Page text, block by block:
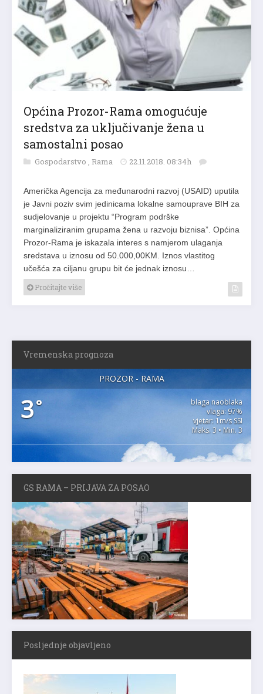
Općina Prozor-Rama omogućuje
sredstva za uključivanje žena u
samostalni posao
Gospodarstvo , Rama 22.11.2018. 08:34h
Američka Agencija za međunarodni razvoj (USAID) uputila
je Javni poziv svim jedinicama lokalne samouprave BIH za
sudjelovanje u projektu “Program podrške
marginaliziranim grupama žena u razvoju biznisa”. Općina
Prozor-Rama je iskazala interes s namjerom ulaganja
sredstava u iznosu od 50.000,00KM. Iznos vlastitog
učešća za ciljanu grupu bit će jednak iznosu…
Pročitajte više
Vremenska prognoza
PROZOR - RAMA
3°
blaga naoblaka
vlaga: 97%
vjetar: 1m/s SSI
Maks. 3 • Min. 3
GS RAMA – PRIJAVA ZA POSAO
Posljednje objavljeno